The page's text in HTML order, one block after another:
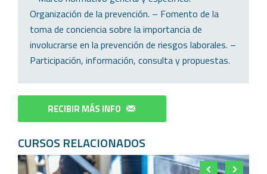
Organización de la prevención. – Fomento de la
toma de conciencia sobre la importancia de
involucrarse en la prevención de riesgos laborales. –
Participación, información, consulta y propuestas.
RECIBIR MÁS INFO
CURSOS RELACIONADOS